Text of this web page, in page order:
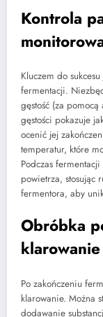
Kontrola
Kluczem do
fermentacji.
gęstość (za
gęstości pokazuje
ocenić jej
temperatur, które
Podczas
powietrza, stosując
fermentora, aby
Obróbka
Po zakończeniu
klarowanie. Można
dodawanie